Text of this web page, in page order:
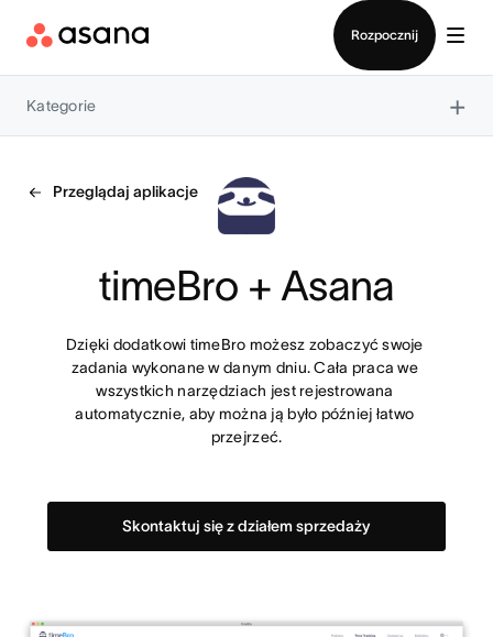
Rozpocznij
Kategorie ×
Przeglądaj aplikacje
timeBro + Asana
Dzięki dodatkowi timeBro możesz zobaczyć swoje
zadania wykonane w danym dniu. Cała praca we
wszystkich narzędziach jest rejestrowana
automatycznie, aby można ją było później łatwo
przejrzeć.
Skontaktuj się z działem sprzedaży